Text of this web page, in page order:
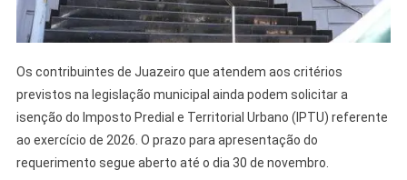
Os contribuintes de Juazeiro que atendem aos critérios
previstos na legislação municipal ainda podem solicitar a
isenção do Imposto Predial e Territorial Urbano (IPTU) referente
ao exercício de 2026. O prazo para apresentação do
requerimento segue aberto até o dia 30 de novembro.